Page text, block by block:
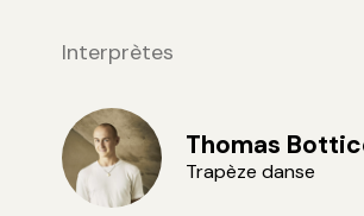
Interprètes
Thomas
Trapèze danse